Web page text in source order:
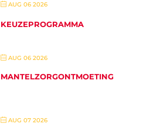
AUG 06 2026
KEUZEPROGRAMMA
AUG 06 2026
MANTELZORGONTMOETING
AUG 07 2026